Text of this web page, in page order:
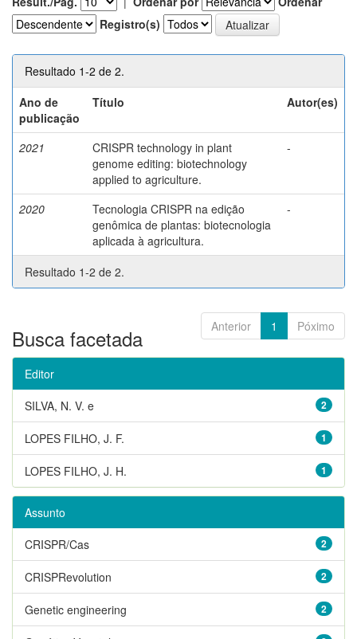
Registro(s)
Resultado 1-2 de 2.
Ano de
publicação
Título Autor(es)
2021
CRISPR technology in plant
genome editing: biotechnology
applied to agriculture.
-
2020
Tecnologia CRISPR na edição
genômica de plantas: biotecnologia
aplicada à agricultura.
-
Resultado 1-2 de 2.
Anterior 1 Póximo
Busca facetada
Editor
2
SILVA, N. V. e
1
LOPES FILHO, J. F.
1
LOPES FILHO, J. H.
Assunto
2
CRISPR/Cas
2
CRISPRevolution
2
Genetic engineering